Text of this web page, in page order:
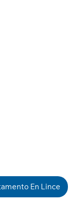
En Lince